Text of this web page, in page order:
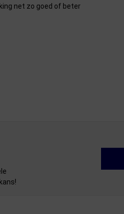
net zo goed of beter